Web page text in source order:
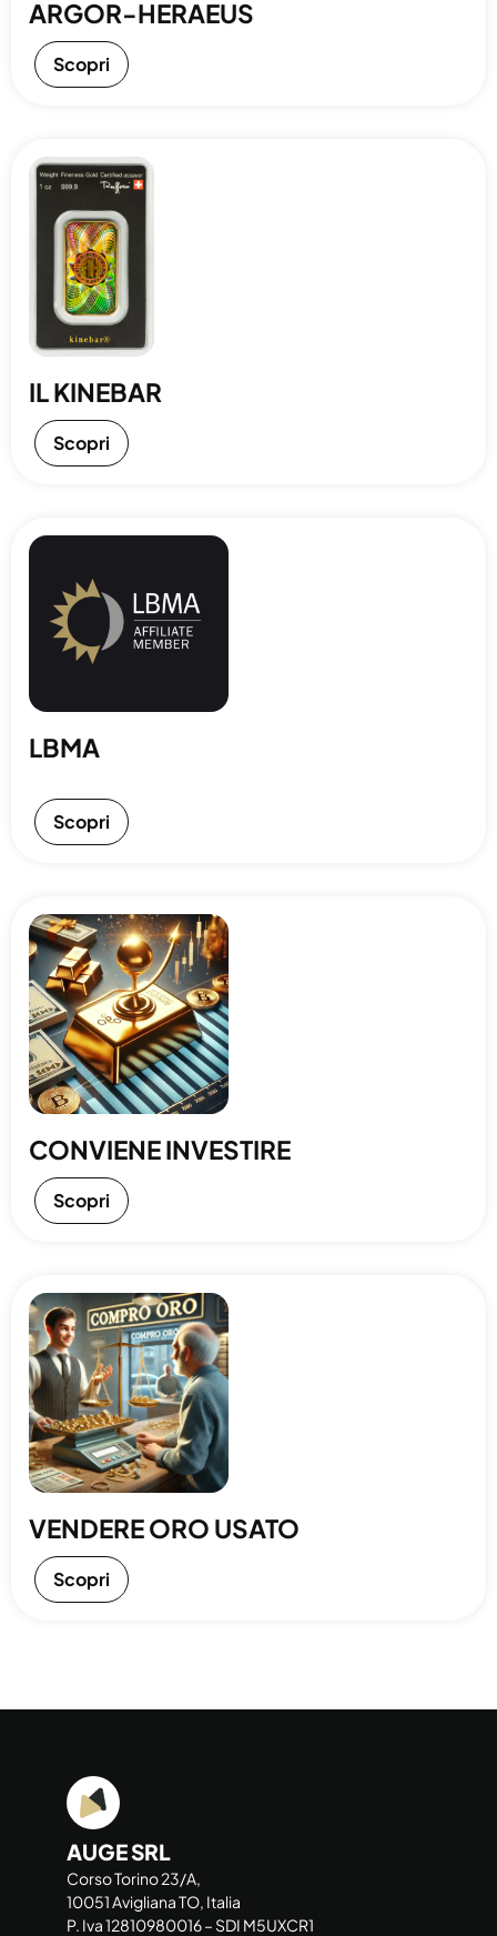
ARGOR-HERAEUS
Scopri
IL KINEBAR
Scopri
LBMA
Scopri
CONVIENE INVESTIRE
Scopri
VENDERE ORO USATO
Scopri
AUGE SRL
Corso Torino 23/A,
10051 Avigliana TO, Italia
P. Iva 12810980016 – SDI M5UXCR1